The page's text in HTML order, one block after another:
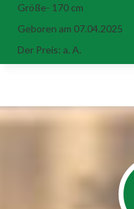
Größe- 170 cm
Geboren am 07.04.2025
Der Preis: a. A.